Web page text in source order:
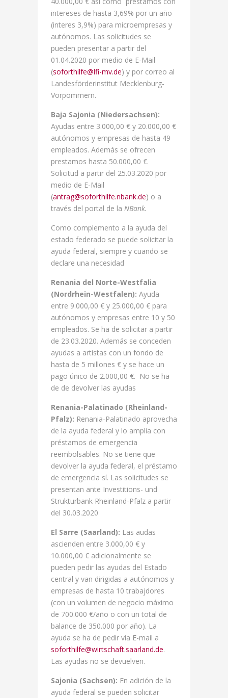
intereses de hasta 3,69% por un año
(interes 3,9%) para microempresas y
autónomos. Las solicitudes se
pueden presentar a partir del
01.04.2020 por medio de E-Mail
(soforthilfe@lfi-mv.de) y por correo al
Landesförderinstitut Mecklenburg-
Vorpommern.
Baja Sajonia (Niedersachsen):
Ayudas entre 3.000,00 € y 20.000,00 €
autónomos y empresas de hasta 49
empleados. Además se ofrecen
prestamos hasta 50.000,00 €.
Solicitud a partir del 25.03.2020 por
medio de E-Mail
(antrag@soforthilfe.nbank.de) o a
través del portal de la NBank.
Como complemento a la ayuda del
estado federado se puede solicitar la
ayuda federal, siempre y cuando se
declare una necesidad
Renania del Norte-Westfalia
(Nordrhein-Westfalen): Ayuda
entre 9.000,00 € y 25.000,00 € para
autónomos y empresas entre 10 y 50
empleados. Se ha de solicitar a partir
de 23.03.2020. Además se conceden
ayudas a artistas con un fondo de
hasta de 5 millones € y se hace un
pago único de 2.000,00 €. No se ha
de de devolver las ayudas
Renania-Palatinado (Rheinland-
Pfalz): Renania-Palatinado aprovecha
de la ayuda federal y lo amplia con
préstamos de emergencia
reembolsables. No se tiene que
devolver la ayuda federal, el préstamo
de emergencia sí. Las solicitudes se
presentan ante Investitions- und
Strukturbank Rheinland-Pfalz a partir
del 30.03.2020
El Sarre (Saarland): Las audas
ascienden entre 3.000,00 € y
10.000,00 € adicionalmente se
pueden pedir las ayudas del Estado
central y van dirigidas a autónomos y
empresas de hasta 10 trabajdores
(con un volumen de negocio máximo
de 700.000 €/año o con un total de
balance de 350.000 por año). La
ayuda se ha de pedir via E-mail a
soforthilfe@wirtschaft.saarland.de.
Las ayudas no se devuelven.
Sajonia (Sachsen): En adición de la
ayuda federal se pueden solicitar